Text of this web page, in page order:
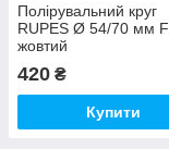
Полірувальний круг
RUPES Ø 54/70 мм
жовтий
420 ₴
Купити